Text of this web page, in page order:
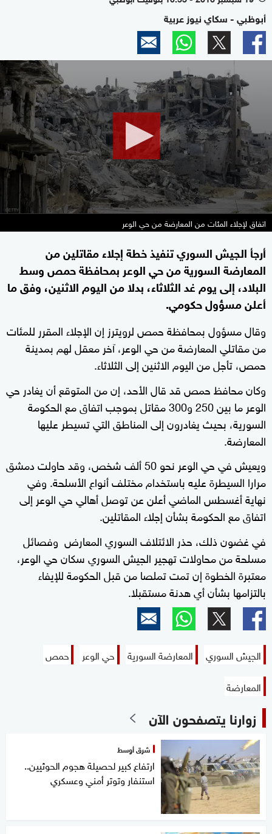
أبوظبي - سكاي نيوز عربية
0
seconds
of
0
seconds
اتفاق لإجلاء المئات من المعارضة من حي الوعر
أرجأ الجيش السوري تنفيذ خطة إجلاء مقاتلين من
المعارضة السورية من حي الوعر بمحافظة حمص وسط
البلاد، إلى يوم غد الثلاثاء، بدلا من اليوم الاثنين، وفق ما
أعلن مسؤول حكومي.
وقال مسؤول بمحافظة حمص لرويترز إن الإجلاء المقرر للمئات
من مقاتلي المعارضة من حي الوعر، آخر معقل لهم بمدينة
حمص، تأجل من اليوم الاثنين إلى الثلاثاء.
وكان محافظ حمص قد قال الأحد، إن من المتوقع أن يغادر حي
الوعر ما بين 250 و300 مقاتل بموجب اتفاق مع الحكومة
السورية، بحيث يغادرون إلى المناطق التي تسيطر عليها
المعارضة.
ويعيش في حي الوعر نحو 50 ألف شخص، وقد حاولت دمشق
مرارا السيطرة عليه باستخدام مختلف أنواع الأسلحة. وفي
نهاية أغسطس الماضي أعلن عن توصل أهالي حي الوعر إلى
اتفاق مع الحكومة بشأن إجلاء المقاتلين.
في غضون ذلك، حذر الائتلاف السوري المعارض وفصائل
مسلحة من محاولات تهجير الجيش السوري سكان حي الوعر،
معتبرة الخطوة إن تمت تملصا من قبل الحكومة للإيفاء
بالتزامها بشأن أي هدنة مستقبلا.
الجيش السوري المعارضة السورية حي الوعر
حمص
المعارضة
زوارنا يتصفحون الآن
شرق أوسط
ارتفاع كبير لحصيلة هجوم الحوثيين..
استنفار وتوتر أمني وعسكري